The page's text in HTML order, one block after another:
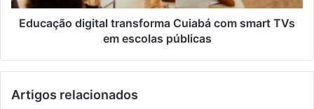
escolas
públicas
Educação digital transforma Cuiabá com smart TVs
em escolas públicas
Artigos relacionados